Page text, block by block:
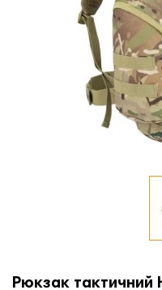
Рюкзак тактичний